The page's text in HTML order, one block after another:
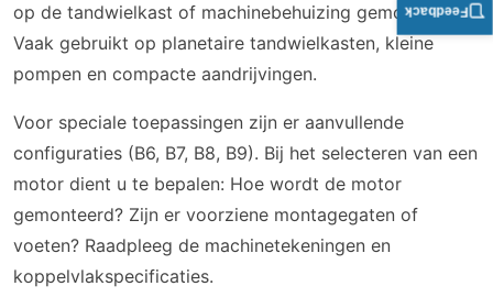
op de tandwielkast of machinebehuizing gemonteerd.
Vaak gebruikt op planetaire tandwielkasten, kleine
pompen en compacte aandrijvingen.
Voor speciale toepassingen zijn er aanvullende
configuraties (B6, B7, B8, B9). Bij het selecteren van een
motor dient u te bepalen: Hoe wordt de motor
gemonteerd? Zijn er voorziene montagegaten of
voeten? Raadpleeg de machinetekeningen en
koppelvlakspecificaties.
Feedback